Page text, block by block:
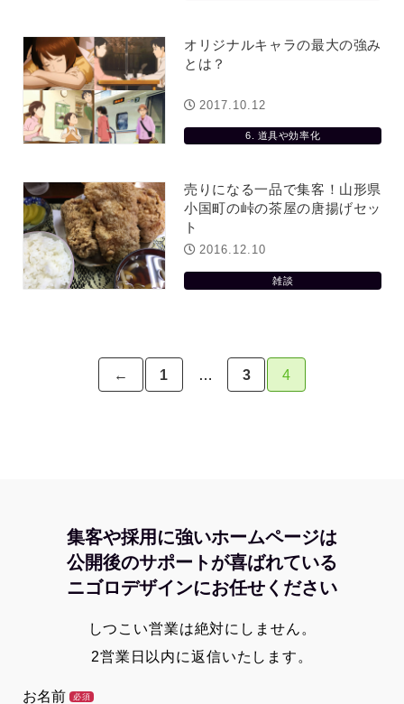
オリジナルキャラの最大の強み
とは？
6. 道具や効率化
2017.10.12
売りになる一品で集客！山形県
小国町の峠の茶屋の唐揚げセッ
ト
雑談
2016.12.10
← 1 … 3 4
集客や採用に強いホームページは
公開後のサポートが喜ばれている
ニゴロデザインにお任せください
しつこい営業は絶対にしません。
2営業日以内に返信いたします。
お名前 必須